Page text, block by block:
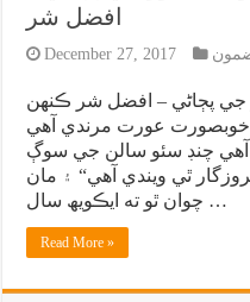
افضل شر
December 27, 2017
پڄاڻي – افضل شر ڪنهن
ﺧﻮﺑﺼﻮﺭﺕ ﻋﻮﺭﺕ ﻣﺮﻧﺪﻱ ﺁﻫﻲ
ﺁﻫﻲ چنڊ سئو ﺳﺎﻟﻦ ﺟﻲ ﺳﻮﮖ
ٿي ﻭﻳﻨﺪﻱ ﺁﻫﻲ“ ۽ مان
چوان ٿو ته ايڪويھ سال …
Read More »